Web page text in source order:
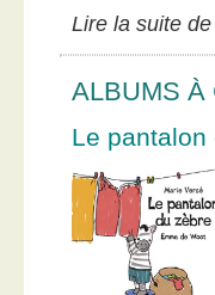
Lire la suite
ALBUMS À
Le pantalon